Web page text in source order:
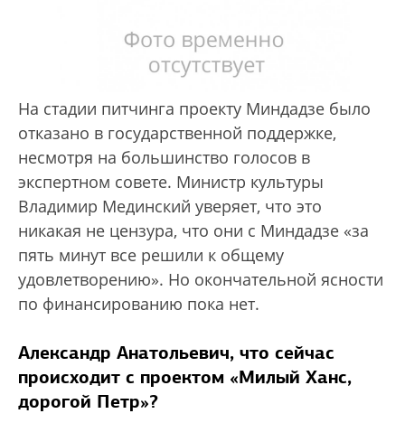
На стадии питчинга проекту Миндадзе было
отказано в государственной поддержке,
несмотря на большинство голосов в
экспертном совете. Министр культуры
Владимир Мединский уверяет, что это
никакая не цензура, что они с Миндадзе «за
пять минут все решили к общему
удовлетворению». Но окончательной ясности
по финансированию пока нет.
Александр Анатольевич, что сейчас
происходит с проектом «Милый Ханс,
дорогой Петр»?